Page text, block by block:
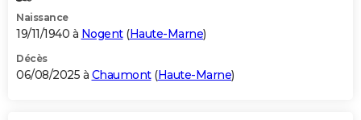
Naissance
19/11/1940 à Nogent(Haute-Marne)
Décès
06/08/2025 à Chaumont(Haute-Marne)